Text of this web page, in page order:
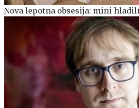
Nova lepotna obsesija: mini